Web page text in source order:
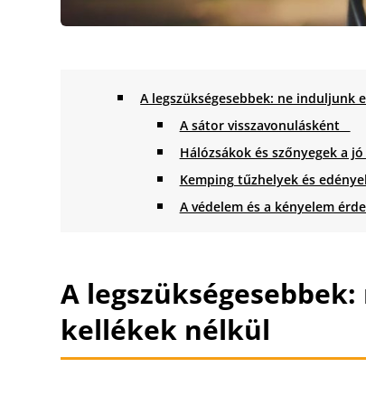
A legszükségesebbek: ne induljunk
A sátor visszavonulásként
Hálózsákok és szőnyegek a
Kemping tűzhelyek és
A védelem és a kényelem
A
kellékek nélkül